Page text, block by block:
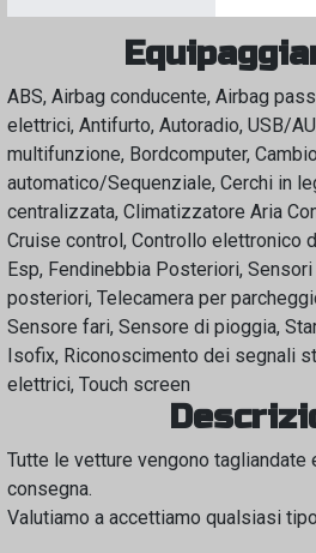
ABS, Airbag conducente, Airbag
elettrici, Antifurto, Autoradio, USB/
multifunzione, Bordcomputer, Cambio
automatico/Sequenziale, Cerchi in
centralizzata, Climatizzatore Aria
Cruise control, Controllo elettronico
Esp, Fendinebbia Posteriori,
posteriori, Telecamera per
Sensore fari, Sensore di pioggia,
Isofix, Riconoscimento dei segnali
elettrici, Touch screen
Tutte le vetture vengono
consegna.
Valutiamo a accettiamo qualsiasi